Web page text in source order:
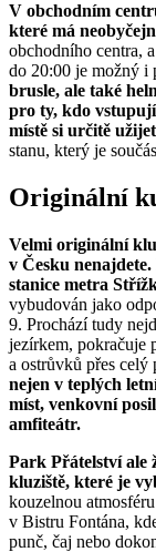
V obchodním
které má
obchodního centra,
do 20:00 je možný i
brusle, ale také
pro ty, kdo
místě si určitě
stanu, který je
Originální
Velmi originální
v Česku
stanice metra
vybudován jako
9. Prochází tudy
jezírkem, pokračuje
a ostrůvků přes celý
nejen v teplých
míst, venkovní
amfiteátr.
Park Přátelství ale
kluziště, které je
kouzelnou
v Bistru Fontána,
punč, čaj nebo